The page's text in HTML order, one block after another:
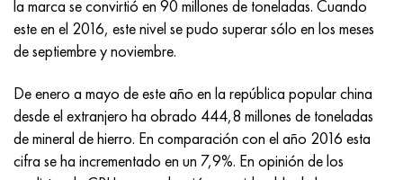
la marca se convirtió en 90 millones de toneladas. Cuando
este en el 2016, este nivel se pudo superar sólo en los meses
de septiembre y noviembre.
De enero a mayo de este año en la república popular china
desde el extranjero ha obrado 444,8 millones de toneladas
de mineral de hierro. En comparación con el año 2016 esta
cifra se ha incrementado en un 7,9%. En opinión de los
Incotherm
incotest
Jette M152
Cobalto 6B
47ND
47НХР
49KF
49K2F, 49K2FA-VI
HN62VMYUT
HN62MVKYU
HN63MB
XN65VM
VT-35
PT-1M
PT-3V
PT-7M
1.4466 - AISI 310MoLn
Aleación Al6xn
15-7Ph® - 1.4532
PH 13-8 meses - 1.4534
10X17H13M3T
10X18N18Yu4D
11X11N2V2MF
12Х18Н9Т
2,0872, CuNi10Fe1Mn, Cw352h
Bronce aluminio silicio
CW301G, C64200
bronce de silicio
latón rojo
C84400, CuSn2ZnPb
C83600, CuSn5ZnPb
45G2, 45g2, AISI 1144
Aleación de acero estructural
10g2, 10g2, AISI 1513
12X2H4A, 15NiCr13, 1.5752
Р6М5, 1.3343, hs6-5-2, sw7m
Р6М5К5, 1.3243, hs6-5-2-5
R6M5F3, 1.3344, hs6-5-3
9М4К8,1.3207